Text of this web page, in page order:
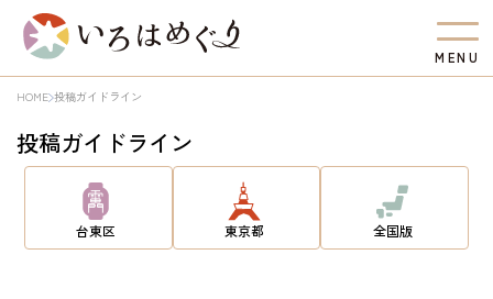
M EN U
HOME 投稿ガイドライン
投稿ガイドライン
台東区 東京都 全国版